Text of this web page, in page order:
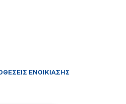
ΕΝΟΙΚΙΑΣΗΣ